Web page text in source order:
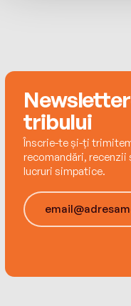
tribului
Înscrie-te și-ți
recomandări, recenzii
lucruri simpatice.